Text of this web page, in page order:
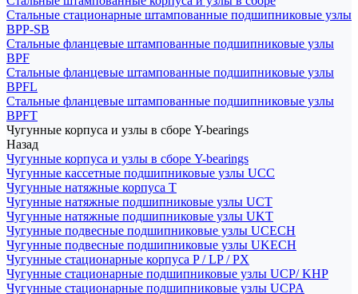
Стальные стационарные штампованные подшипниковые узлы
BPP-SB
Стальные фланцевые штампованные подшипниковые узлы
BPF
Стальные фланцевые штампованные подшипниковые узлы
BPFL
Стальные фланцевые штампованные подшипниковые узлы
BPFT
Чугунные корпуса и узлы в сборе Y-bearings
Назад
Чугунные корпуса и узлы в сборе Y-bearings
Чугунные кассетные подшипниковые узлы UCC
Чугунные натяжные корпуса T
Чугунные натяжные подшипниковые узлы UCT
Чугунные натяжные подшипниковые узлы UKT
Чугунные подвесные подшипниковые узлы UCECH
Чугунные подвесные подшипниковые узлы UKECH
Чугунные стационарные корпуса P / LP / PX
Чугунные стационарные подшипниковые узлы UCP/ KHP
Чугунные стационарные подшипниковые узлы UCPA